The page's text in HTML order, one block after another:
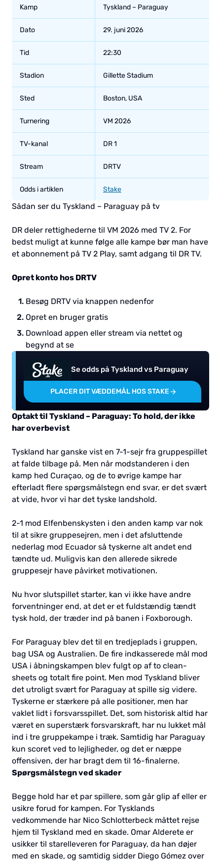
Kamp Tyskland – Paraguay
Dato 29. juni 2026
Tid 22:30
Stadion Gillette Stadium
Sted Boston, USA
Turnering VM 2026
TV-kanal DR 1
Stream DRTV
Odds i artiklen Stake
Sådan ser du Tyskland – Paraguay på tv
DR deler rettighederne til VM 2026 med TV 2. For
bedst muligt at kunne følge alle kampe bør man have
et abonnement på TV 2 Play, samt adgang til DR TV.
Opret konto hos DRTV
Besøg DRTV via knappen nedenfor
Opret en bruger gratis
Download appen eller stream via nettet og
begynd at se
Se odds på Tyskland vs Paraguay
PLACER DIT VÆDDEMÅL HOS STAKE
Optakt til Tyskland – Paraguay: To hold, der ikke
har overbevist
Tyskland har ganske vist en 7-1-sejr fra gruppespillet
at falde tilbage på. Men når modstanderen i den
kamp hed Curaçao, og de to øvrige kampe har
efterladt flere spørgsmålstegn end svar, er det svært
at vide, hvor vi har det tyske landshold.
2-1 mod Elfenbenskysten i den anden kamp var nok
til at sikre gruppesejren, men i det afsluttende
nederlag mod Ecuador så tyskerne alt andet end
tændte ud. Muligvis kan den allerede sikrede
gruppesejr have påvirket motivationen.
Nu hvor slutspillet starter, kan vi ikke have andre
forventninger end, at det er et fuldstændig tændt
tysk hold, der træder ind på banen i Foxborough.
For Paraguay blev det til en tredjeplads i gruppen,
bag USA og Australien. De fire indkasserede mål mod
USA i åbningskampen blev fulgt op af to clean-
sheets og totalt fire point. Men mod Tyskland bliver
det utroligt svært for Paraguay at spille sig videre.
Tyskerne er stærkere på alle positioner, men har
vaklet lidt i forsvarsspillet. Det, som historisk altid har
været en superstærk forsvarskraft, har nu lukket mål
ind i tre gruppekampe i træk. Samtidig har Paraguay
kun scoret ved to lejligheder, og det er næppe
offensiven, der har bragt dem til 16-finalerne.
Spørgsmålstegn ved skader
Begge hold har et par spillere, som går glip af eller er
usikre forud for kampen. For Tysklands
vedkommende har Nico Schlotterbeck måttet rejse
hjem til Tyskland med en skade. Omar Alderete er
usikker til starelleveren for Paraguay, da han døjer
med en skade, og samtidig sidder Diego Gómez over